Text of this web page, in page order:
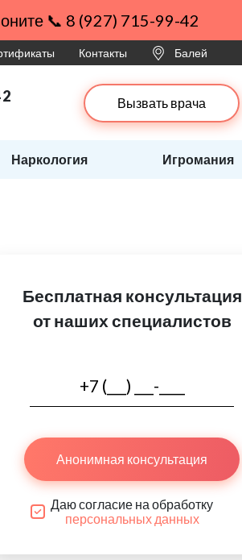
📞 8 (927) 715-99-42
Контакты Балей
Вызвать врача
Наркология Игромания
Бесплатная консультация
от наших специалистов
Анонимная консультация
Даю согласие на обработку
персональных данных